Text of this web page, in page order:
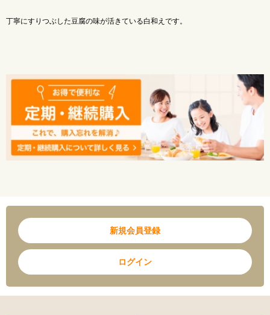
丁寧にすりつぶした豆腐の味が活きている白和えです。
新規会員登録
ログイン